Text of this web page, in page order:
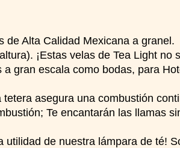
de Alta Calidad Mexicana a granel.
¡Estas velas de Tea Light
gran escala como bodas, para
asegura una combustión
Te encantarán las llamas
utilidad de nuestra lámpara de té!